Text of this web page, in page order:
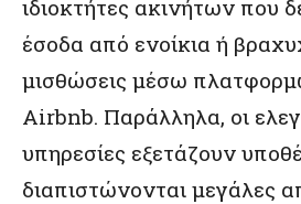
ιδιοκτήτες ακινήτων που
έσοδα από ενοίκια ή
μισθώσεις μέσω
Airbnb. Παράλληλα, οι
υπηρεσίες εξετάζουν
διαπιστώνονται μεγάλες